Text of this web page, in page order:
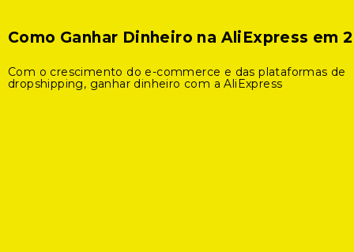
Como Ganhar Dinheiro na AliExpress em
Com o crescimento do e-commerce e das plataformas de
dropshipping, ganhar dinheiro com a AliExpress